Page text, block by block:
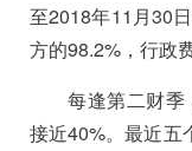
至2018年11月30
方的98.2%，行政
每逢第二财
接近40%。最近五